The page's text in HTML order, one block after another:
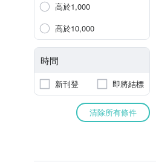
高於1,000
高於10,000
時間
新刊登 即將結標
清除所有條件